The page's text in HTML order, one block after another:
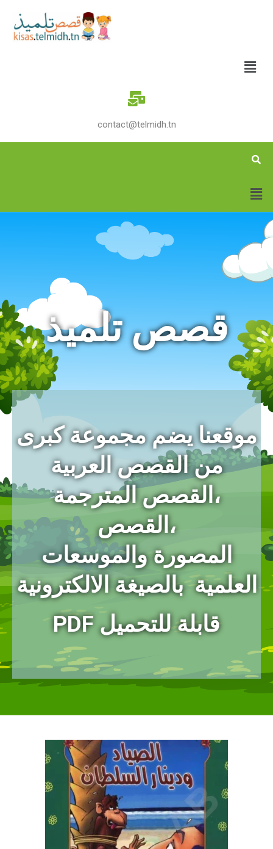
contact@telmidh.tn
قصص تلميذ
موقعنا يضم مجموعة كبرى
من القصص العربية
،القصص المترجمة
،القصص
المصورةوالموسعات
العلمية بالصيغة الالكترونية
PDF قابلة للتحميل